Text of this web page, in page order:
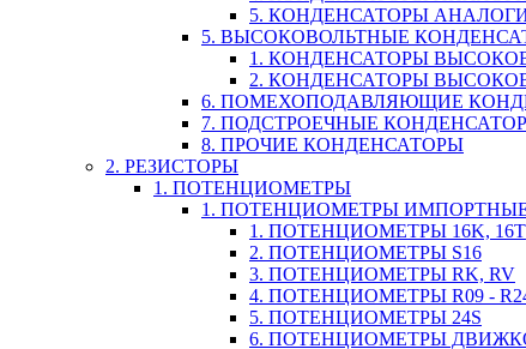
5. КОНДЕНСАТОРЫ
5. ВЫСОКОВОЛЬТНЫЕ
1. КОНДЕНСАТОРЫ
2. КОНДЕНСАТОРЫ
6. ПОМЕХОПОДАВЛЯЮЩИЕ
7. ПОДСТРОЕЧНЫЕ
8. ПРОЧИЕ КОНДЕНСАТОРЫ
2. РЕЗИСТОРЫ
1. ПОТЕНЦИОМЕТРЫ
1. ПОТЕНЦИОМЕТРЫ
1. ПОТЕНЦИОМЕТРЫ 16K, 16T
2. ПОТЕНЦИОМЕТРЫ S16
3. ПОТЕНЦИОМЕТРЫ RK, RV
4. ПОТЕНЦИОМЕТРЫ R09 -
5. ПОТЕНЦИОМЕТРЫ 24S
6. ПОТЕНЦИОМЕТРЫ